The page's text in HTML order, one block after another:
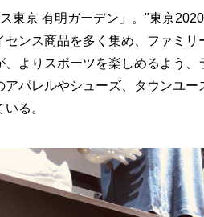
東京 有明ガーデン」。"東京
ンス商品を多く集め、ファミリ
よりスポーツを楽しめるよう、
パレルやシューズ、タウンユー
る。